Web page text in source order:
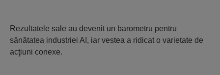
Rezultatele sale au devenit un barometru pentru
sănătatea industriei AI, iar vestea a ridicat o varietate de
acţiuni conexe.